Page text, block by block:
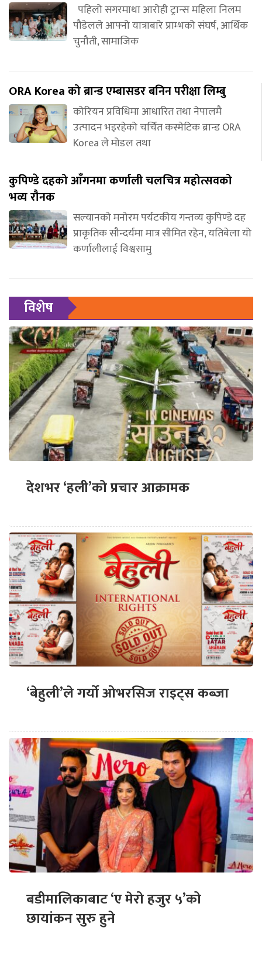
पहिलो सगरमाथा आरोही ट्रान्स महिला निलम
पौडेलले आफ्नो यात्राबारे प्राम्भको संघर्ष, आर्थिक
चुनौती, सामाजिक
ORA Korea को ब्रान्ड एम्बासडर बनिन परीक्षा लिम्बु
कोरियन प्रविधिमा आधारित तथा नेपालमै
उत्पादन भइरहेको चर्चित कस्मेटिक ब्रान्ड ORA
Korea ले मोडल तथा
कुपिण्डे दहको आँगनमा कर्णाली चलचित्र महोत्सवको
भव्य रौनक
सल्यानको मनोरम पर्यटकीय गन्तव्य कुपिण्डे दह
प्राकृतिक सौन्दर्यमा मात्र सीमित रहेन, यतिबेला यो
कर्णालीलाई विश्वसामु
विशेष
देशभर ‘हली’को प्रचार आक्रामक
‘बेहुली’ले गर्यो ओभरसिज राइट्स कब्जा
बडीमालिकाबाट ‘ए मेरो हजुर ५’को
छायांकन सुरु हुने